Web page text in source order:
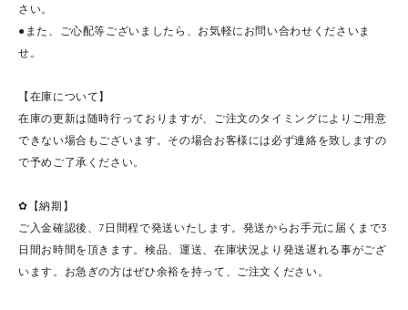
さい。
●また、ご心配等ございましたら、お気軽にお問い合わせくださいま
せ。
【在庫について】
在庫の更新は随時行っておりますが、ご注文のタイミングによりご用意
できない場合もございます。その場合お客様には必ず連絡を致しますの
で予めご了承ください。
✿【納期】
ご入金確認後、7日間程で発送いたします。発送からお手元に届くまで3
日間お時間を頂きます。検品、運送、在庫状況より発送遅れる事がござ
います。お急ぎの方はぜひ余裕を持って、ご注文ください。